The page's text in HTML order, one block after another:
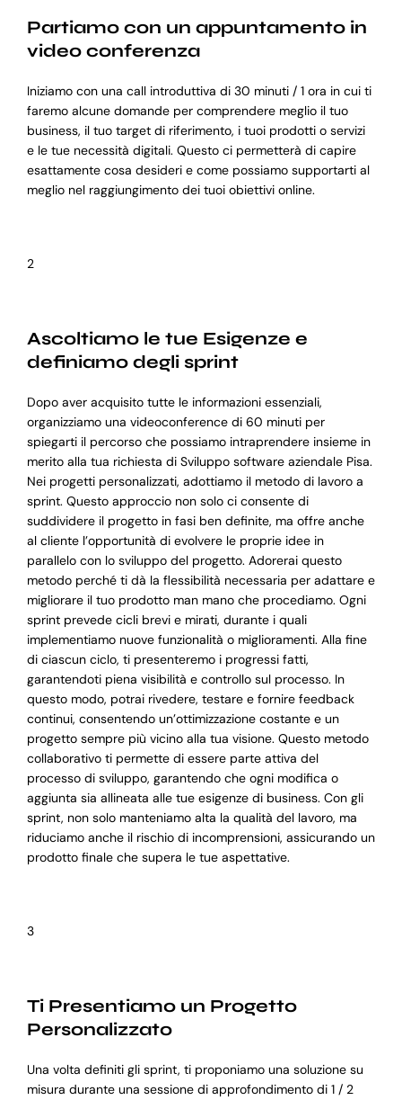
Partiamo con un appuntamento in
video conferenza
Iniziamo con una call introduttiva di 30 minuti / 1 ora in cui ti
faremo alcune domande per comprendere meglio il tuo
business, il tuo target di riferimento, i tuoi prodotti o servizi
e le tue necessità digitali. Questo ci permetterà di capire
esattamente cosa desideri e come possiamo supportarti al
meglio nel raggiungimento dei tuoi obiettivi online.
2
Ascoltiamo le tue Esigenze e
definiamo degli sprint
Dopo aver acquisito tutte le informazioni essenziali,
organizziamo una videoconference di 60 minuti per
spiegarti il percorso che possiamo intraprendere insieme in
merito alla tua richiesta di Sviluppo software aziendale Pisa.
Nei progetti personalizzati, adottiamo il metodo di lavoro a
sprint. Questo approccio non solo ci consente di
suddividere il progetto in fasi ben definite, ma offre anche
al cliente l’opportunità di evolvere le proprie idee in
parallelo con lo sviluppo del progetto. Adorerai questo
metodo perché ti dà la flessibilità necessaria per adattare e
migliorare il tuo prodotto man mano che procediamo. Ogni
sprint prevede cicli brevi e mirati, durante i quali
implementiamo nuove funzionalità o miglioramenti. Alla fine
di ciascun ciclo, ti presenteremo i progressi fatti,
garantendoti piena visibilità e controllo sul processo. In
questo modo, potrai rivedere, testare e fornire feedback
continui, consentendo un’ottimizzazione costante e un
progetto sempre più vicino alla tua visione. Questo metodo
collaborativo ti permette di essere parte attiva del
processo di sviluppo, garantendo che ogni modifica o
aggiunta sia allineata alle tue esigenze di business. Con gli
sprint, non solo manteniamo alta la qualità del lavoro, ma
riduciamo anche il rischio di incomprensioni, assicurando un
prodotto finale che supera le tue aspettative.
3
Ti Presentiamo un Progetto
Personalizzato
Una volta definiti gli sprint, ti proponiamo una soluzione su
misura durante una sessione di approfondimento di 1 / 2